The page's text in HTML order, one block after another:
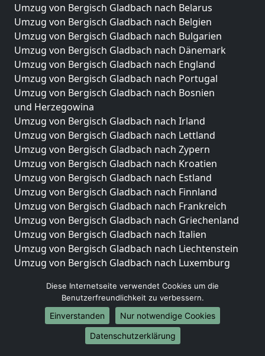
Umzug von Bergisch Gladbach nach Belarus
Umzug von Bergisch Gladbach nach Belgien
Umzug von Bergisch Gladbach nach Bulgarien
Umzug von Bergisch Gladbach nach Dänemark
Umzug von Bergisch Gladbach nach England
Umzug von Bergisch Gladbach nach Portugal
Umzug von Bergisch Gladbach nach Bosnien
und Herzegowina
Umzug von Bergisch Gladbach nach Irland
Umzug von Bergisch Gladbach nach Lettland
Umzug von Bergisch Gladbach nach Zypern
Umzug von Bergisch Gladbach nach Kroatien
Umzug von Bergisch Gladbach nach Estland
Umzug von Bergisch Gladbach nach Finnland
Umzug von Bergisch Gladbach nach Frankreich
Umzug von Bergisch Gladbach nach Griechenland
Umzug von Bergisch Gladbach nach Italien
Umzug von Bergisch Gladbach nach Liechtenstein
Umzug von Bergisch Gladbach nach Luxemburg
Umzug von Bergisch Gladbach nach Norwegen
Umzüge-Deutschlandweit
Umzug von Bergisch Gladbach nach Berlin
Umzug von Bergisch Gladbach nach Hamburg
Diese Internetseite verwendet Cookies um die
Benutzerfreundlichkeit zu verbessern.
Einverstanden
Nur notwendige Cookies
Datenschutzerklärung